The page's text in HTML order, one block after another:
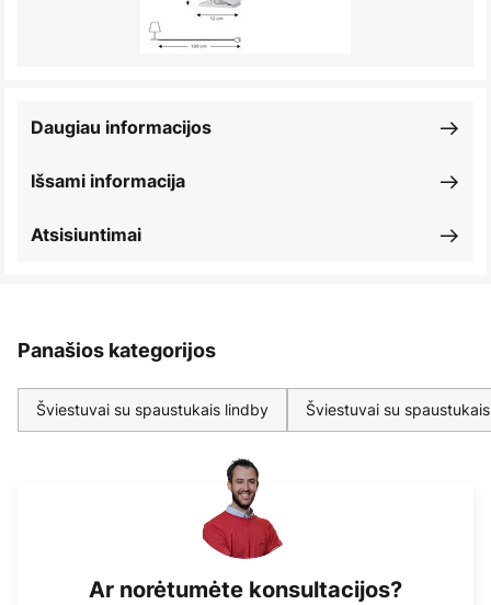
Išsami informacija
Daugiau informacijos
Atsisiuntimai
Panašios kategorijos
Šviestuvai su spaustukais lindby Šviestuvai su
Ar norėtumėte konsultacijos?